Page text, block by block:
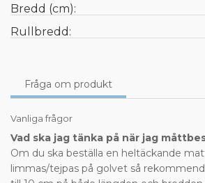
Bredd (cm):
Rullbredd:
Fråga om produkt
Vanliga frågor
Vad ska jag tänka på när jag
Om du ska beställa en heltäckande
limmas/tejpas på golvet så